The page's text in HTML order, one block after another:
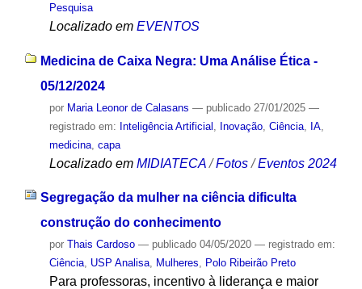
Pesquisa
Localizado em EVENTOS
Medicina de Caixa Negra: Uma Análise Ética -
05/12/2024
por Maria Leonor de Calasans — publicado27/01/2025 —
registrado em: Inteligência Artificial Inovação, Ciência, IA,
medicina, capa
Localizado em MIDIATECA /Fotos /Eventos 2024
Segregação da mulher na ciência dificulta
construção do conhecimento
por Thais Cardoso — publicado04/05/2020 — registrado em:
Ciência, USP Analisa, Mulheres, Polo Ribeirão Preto
Para professoras, incentivo à liderança e maior